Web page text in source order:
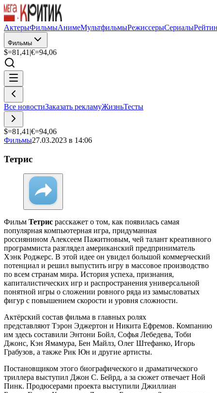
АктерыФильмыАнимеМультфильмыРежиссерыСериалы
Фильмы
$=81,41 |€=94,06
Все новостиЗаказать рекламуЖизньТесты
$=81,41 |€=94,06
Фильмы27.03.2023 в 14:06
Тетрис
Фильм Тетрис расскажет о том, как появилась самая
популярная компьютерная игра, придуманная
россиянином Алексеем Пажитновым, чей талант креативного
программиста разглядел американский предприниматель
Хэнк Роджерс. В этой идее он увидел большой коммерческий
потенциал и решил выпустить игру в массовое производство
по всем странам мира. История успеха, признания,
капиталистических игр и распространения универсальной
понятной игры о сложении ровного ряда из замысловатых
фигур с повышением скорости и уровня сложности.
Актёрский состав фильма в главных ролях
представляют Тэрон Эджертон и Никита Ефремов. Компанию
им здесь составили Энтони Бойл, Софья Лебедева, Тоби
Джонс, Кэн Ямамура, Бен Майлз, Олег Штефанко, Игорь
Грабузов, а также Рик Юн и другие артисты.
Постановщиком этого биографического и драматического
триллера выступил Джон С. Бейрд, а за сюжет отвечает Ной
Пинк. Продюсерами проекта выступили Джиллиан